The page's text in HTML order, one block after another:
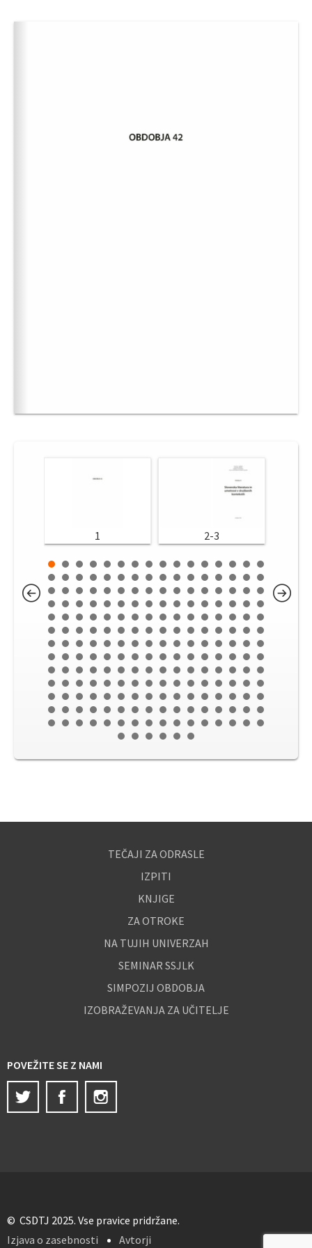
1 2-3
TEČAJI ZA ODRASLE
IZPITI
KNJIGE
ZA OTROKE
NA TUJIH UNIVERZAH
SEMINAR SSJLK
SIMPOZIJ OBDOBJA
IZOBRAŽEVANJA ZA UČITELJE
POVEŽITE SE Z NAMI
Twitter
Facebook
© CSDTJ 2025. Vse pravice pridržane.
Izjava o zasebnosti
Avtorji